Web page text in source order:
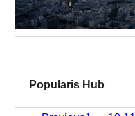
Popularis Hub